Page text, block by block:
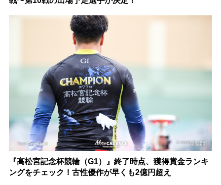
『高松宮記念杯競輪（G1）』終了時点、獲得賞金ランキ
ングをチェック！古性優作が早くも2億円超え